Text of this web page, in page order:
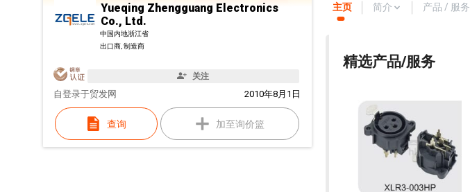
Yueqing Zhengguang Electronics
Co., Ltd.
中国内地浙江省
出口商, 制造商
关注
自 2010年8月1日
登录于贸发网
查询 加至询价篮
主页 简介 产品 / 服务
精选产品/服务